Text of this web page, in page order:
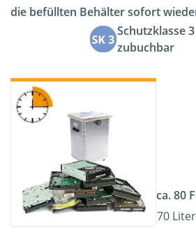
die befüllten Behälter sofort
Schutzklasse 3
zubuchbar
ca. 80
70